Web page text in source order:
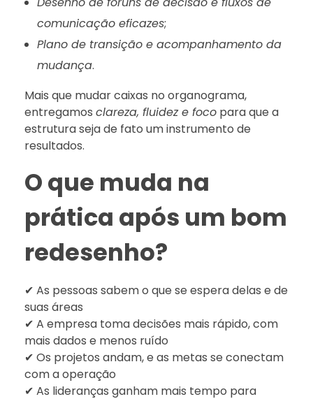
comunicação eficazes;
Plano de transição e acompanhamento da
mudança.
Mais que mudar caixas no organograma,
entregamos clareza, fluidez e foco para que a
estrutura seja de fato um instrumento de
resultados.
O que muda na
prática após um bom
redesenho?
✔ As pessoas sabem o que se espera delas e de
suas áreas
✔ A empresa toma decisões mais rápido, com
mais dados e menos ruído
✔ Os projetos andam, e as metas se conectam
com a operação
✔ As lideranças ganham mais tempo para